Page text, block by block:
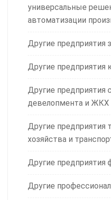
универсальные
автоматизации
Другие предприятия
Другие предприятия
Другие предприятия
девелопмента и ЖКХ
Другие предприятия
хозяйства и
Другие предприятия
Другие